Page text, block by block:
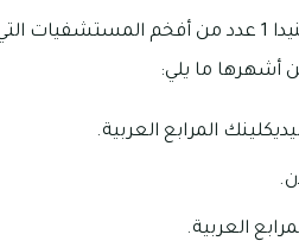
يوجد بمجمع أفينيدا 1 عدد من أفخم
أشهرها ما يلي:
المرابع العربية.
العربية.